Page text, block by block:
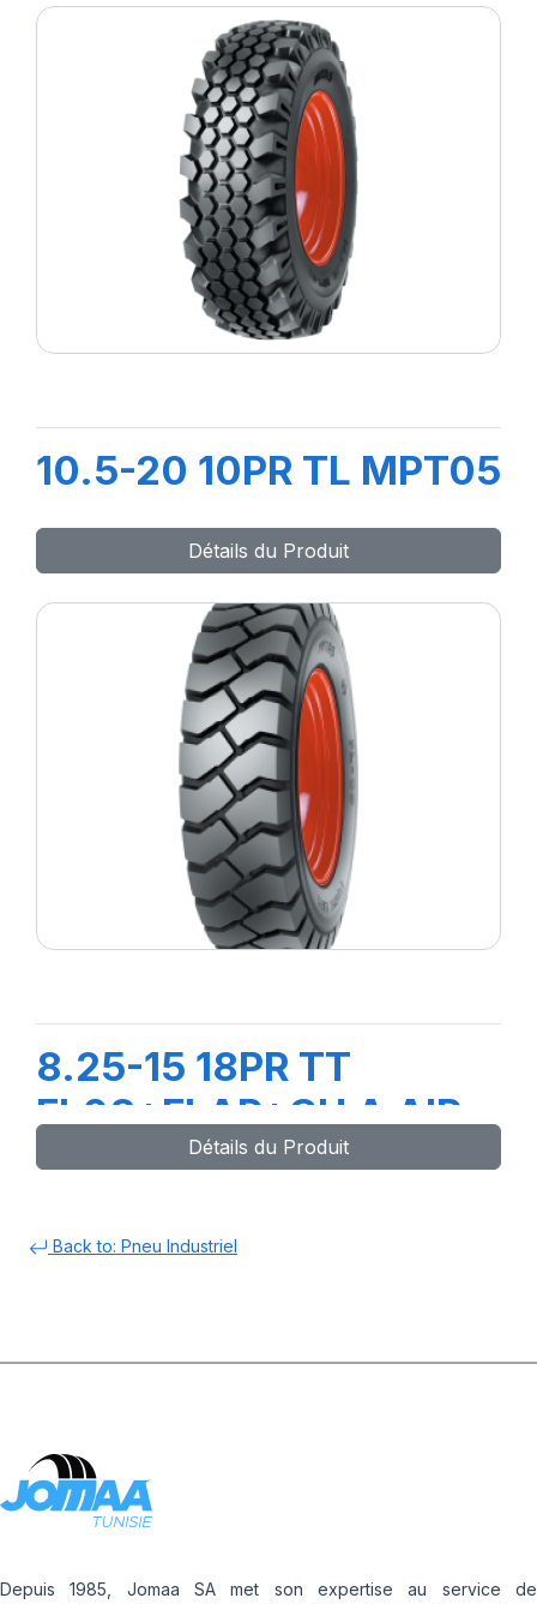
10.5-20 10PR TL MPT05
Détails du Produit
8.25-15 18PR TT
FL08+FLAP+CH A AIR
Détails du Produit
Back to: Pneu Industriel
Depuis 1985, Jomaa SA met son expertise au service de